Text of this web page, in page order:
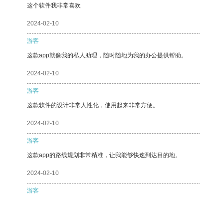
这个软件我非常喜欢
2024-02-10
游客
这款app就像我的私人助理，随时随地为我的办公提供帮助。
2024-02-10
游客
这款软件的设计非常人性化，使用起来非常方便。
2024-02-10
游客
这款app的路线规划非常精准，让我能够快速到达目的地。
2024-02-10
游客